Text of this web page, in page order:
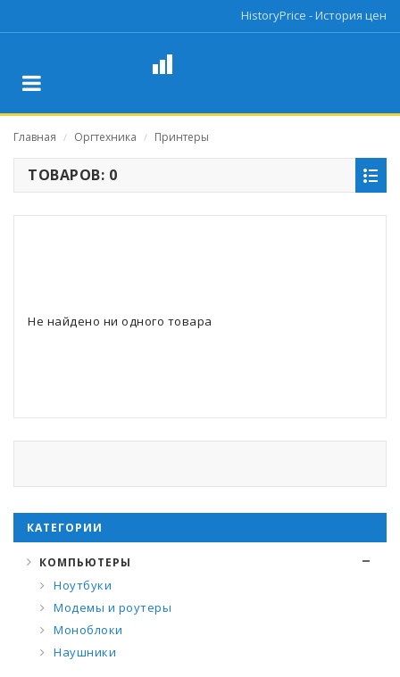
HistoryPrice - История цен
Главная / Оргтехника / Принтеры
ТОВАРОВ: 0
Не найдено ни одного товара
КАТЕГОРИИ
КОМПЬЮТЕРЫ
Ноутбуки
Модемы и роутеры
Моноблоки
Наушники